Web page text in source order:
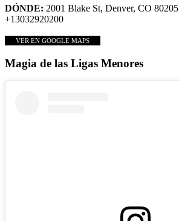
DÓNDE: 2001 Blake St, Denver, CO 80205
+13032920200
VER EN GOOGLE MAPS
Magia de las Ligas Menores